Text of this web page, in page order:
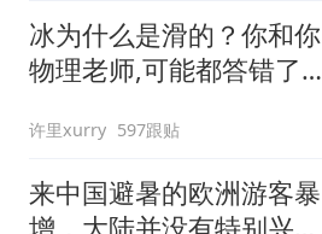
冰为什么是滑的？你和你
物理老师,可能都答错了
许里xurry 597跟贴
来中国避暑的欧洲游客暴
增，大陆并没有特别兴